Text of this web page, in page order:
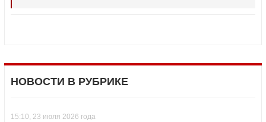
НОВОСТИ В РУБРИКЕ
15:10, 23 июля 2026 года